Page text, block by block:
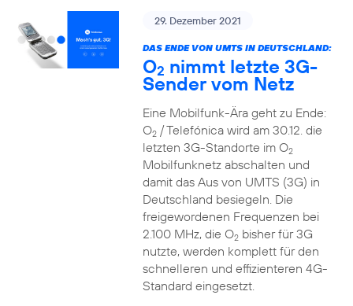
29. Dezember 2021
DAS ENDE VON UMTS IN DEUTSCHLAND:
O2 nimmt letzte 3G-
Sender vom Netz
Eine Mobilfunk-Ära geht zu Ende:
O2/ Telefónica wird am 30.12. die
letzten 3G-Standorte im O2
Mobilfunknetz abschalten und
damit das Aus von UMTS (3G) in
Deutschland besiegeln. Die
freigewordenen Frequenzen bei
2.100 MHz, die O2bisher für 3G
nutzte, werden komplett für den
schnelleren und effizienteren 4G-
Standard eingesetzt.